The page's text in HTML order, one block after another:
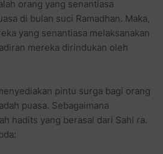
orang yang senantiasa
di bulan suci Ramadhan. Maka,
yang senantiasa melaksanakan
mereka dirindukan oleh
pintu surga bagi orang
puasa. Sebagaimana
hadits yang berasal dari Sahl ra.